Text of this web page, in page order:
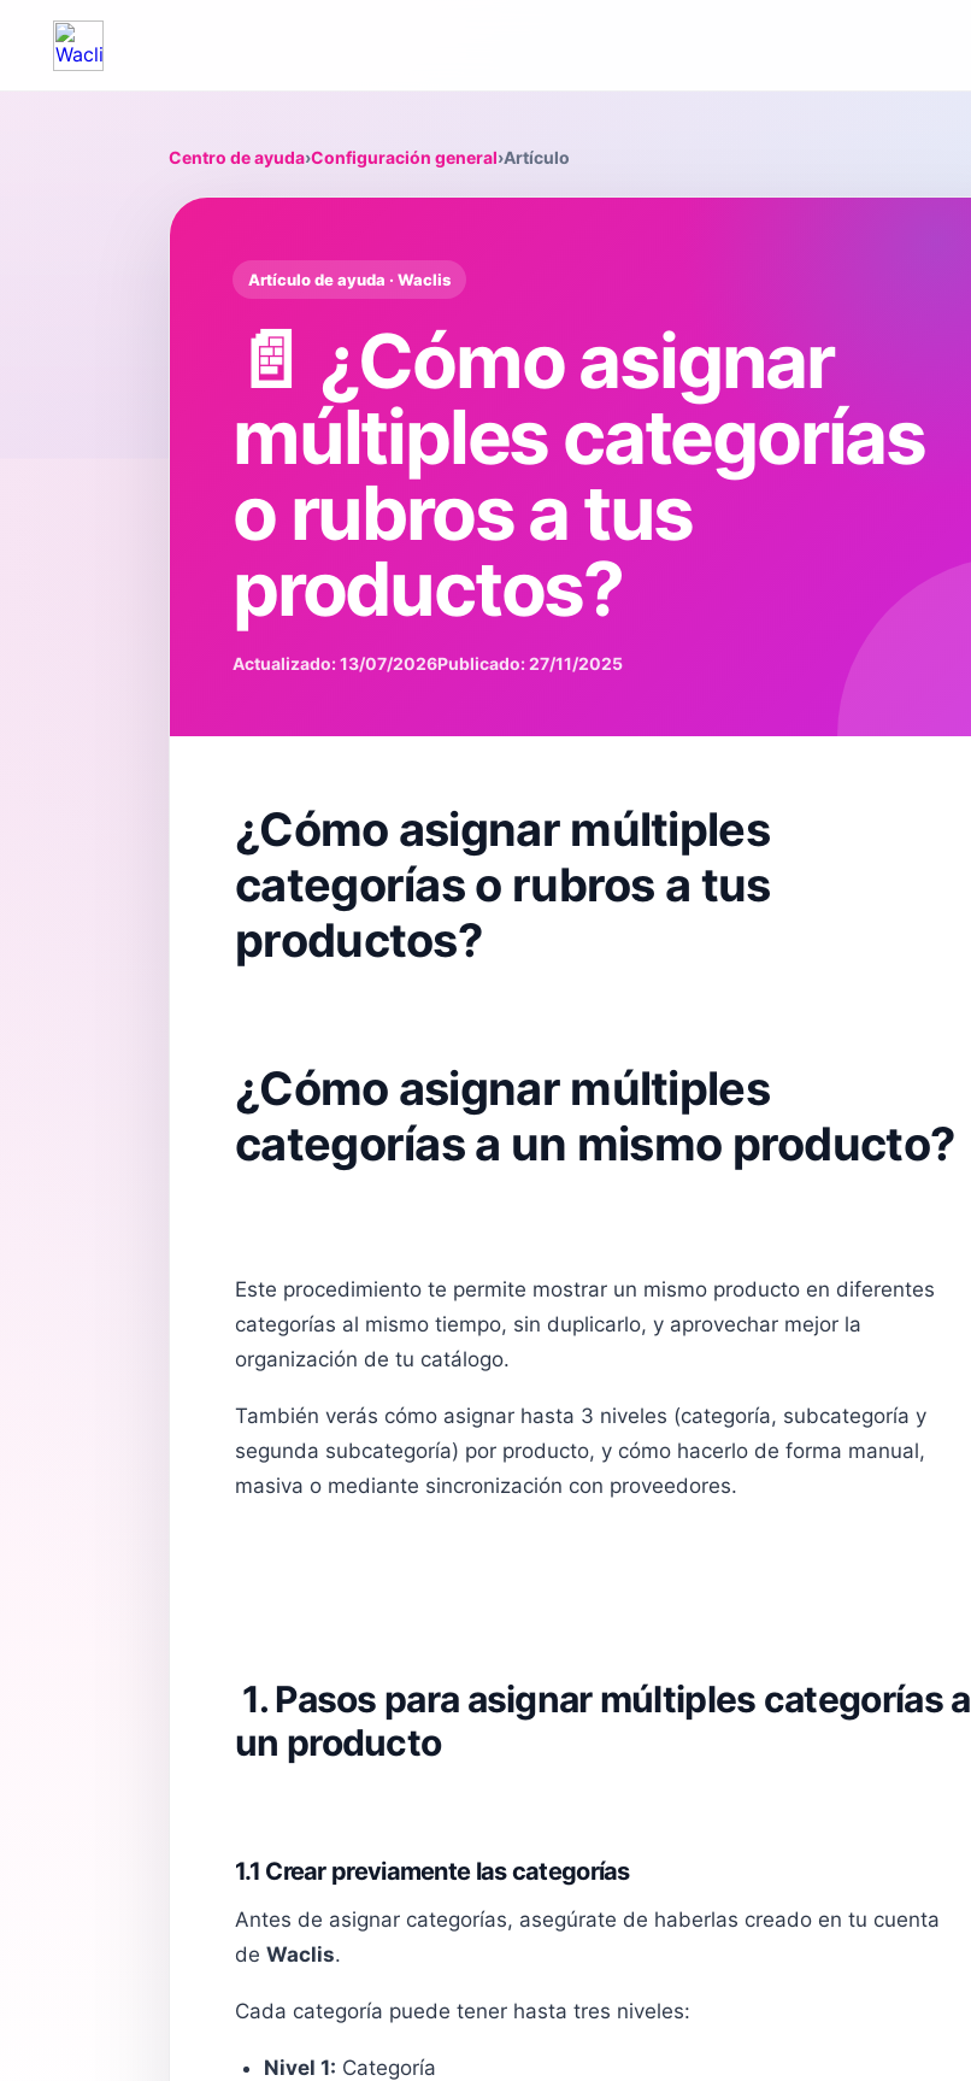
Centro de ayuda›Configuración general›Artículo
Artículo de ayuda · Waclis
📄 ¿Cómo asignar
múltiples categorías
o rubros a tus
productos?
Actualizado: 13/07/2026Publicado: 27/11/2025
¿Cómo asignar múltiples
categorías o rubros a tus
productos?
¿Cómo asignar múltiples
categorías a un mismo producto?
Este procedimiento te permite mostrar un mismo producto en diferentes
categorías al mismo tiempo, sin duplicarlo, y aprovechar mejor la
organización de tu catálogo.
También verás cómo asignar hasta 3 niveles (categoría, subcategoría y
segunda subcategoría) por producto, y cómo hacerlo de forma manual,
masiva o mediante sincronización con proveedores.
1. Pasos para asignar múltiples categorías a
un producto
1.1 Crear previamente las categorías
Antes de asignar categorías, asegúrate de haberlas creado en tu cuenta
de Waclis.
Cada categoría puede tener hasta tres niveles:
Nivel 1: Categoría